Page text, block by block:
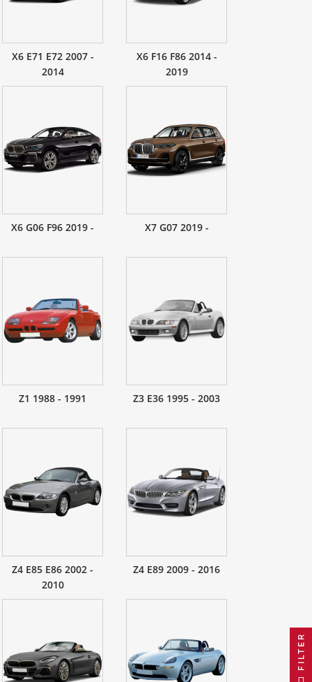
X6 E71 E72 2007 -
2014
X6 F16 F86 2014 -
2019
X6 G06 F96 2019 - X7 G07 2019 -
Z1 1988 - 1991 Z3 E36 1995 - 2003
Z4 E85 E86 2002 -
2010
Z4 E89 2009 - 2016
FILTER